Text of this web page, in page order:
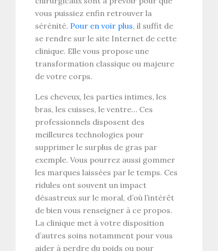
vous puissiez enfin retrouver la
sérénité. Pour en voir plus, il suffit de
se rendre sur le site Internet de cette
clinique. Elle vous propose une
transformation classique ou majeure
de votre corps.
Les cheveux, les parties intimes, les
bras, les cuisses, le ventre… Ces
professionnels disposent des
meilleures technologies pour
supprimer le surplus de gras par
exemple. Vous pourrez aussi gommer
les marques laissées par le temps. Ces
ridules ont souvent un impact
désastreux sur le moral, d’où l’intérêt
de bien vous renseigner à ce propos.
La clinique met à votre disposition
d’autres soins notamment pour vous
aider à perdre du poids ou pour